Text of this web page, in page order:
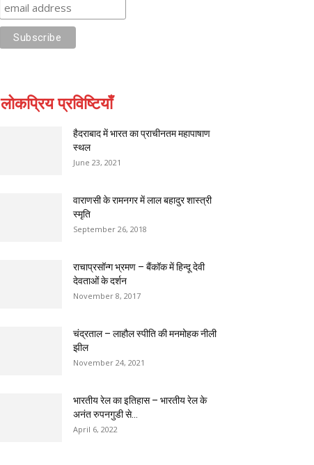
लोकप्रिय प्रविष्टियाँ
हैदराबाद में भारत का प्राचीनतम महापाषाण
स्थल
June 23, 2021
वाराणसी के रामनगर में लाल बहादुर शास्त्री
स्मृति
September 26, 2018
राचाप्रसॉन्ग भ्रमण – बैंकॉक में हिन्दू देवी
देवताओं के दर्शन
November 8, 2017
चंद्रताल – लाहौल स्पीति की मनमोहक नीली
झील
November 24, 2021
भारतीय रेल का इतिहास – भारतीय रेल के
अनंत रुपनगुडी से...
April 6, 2022